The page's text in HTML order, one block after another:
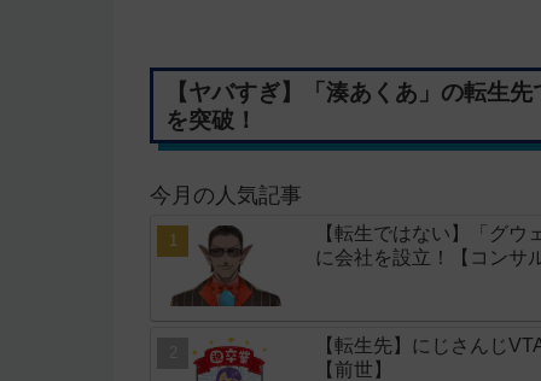
【ヤバすぎ】「湊あくあ」の転生
を突破！
今月の人気記事
【転生ではない】「グ
に会社を設立！【コンサ
【転生先】にじさんじ
【前世】